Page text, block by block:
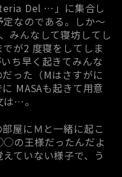
Del …」に集合し
なのである。しか～
みんなして寝坊してし
が2 度寝をしてしま
ち早く起きてみんな
った（Mはさすがに
MASAも起きて用意
…。
屋にＭと一緒に起こ
の王様だったんだよ
ていない様子で、う